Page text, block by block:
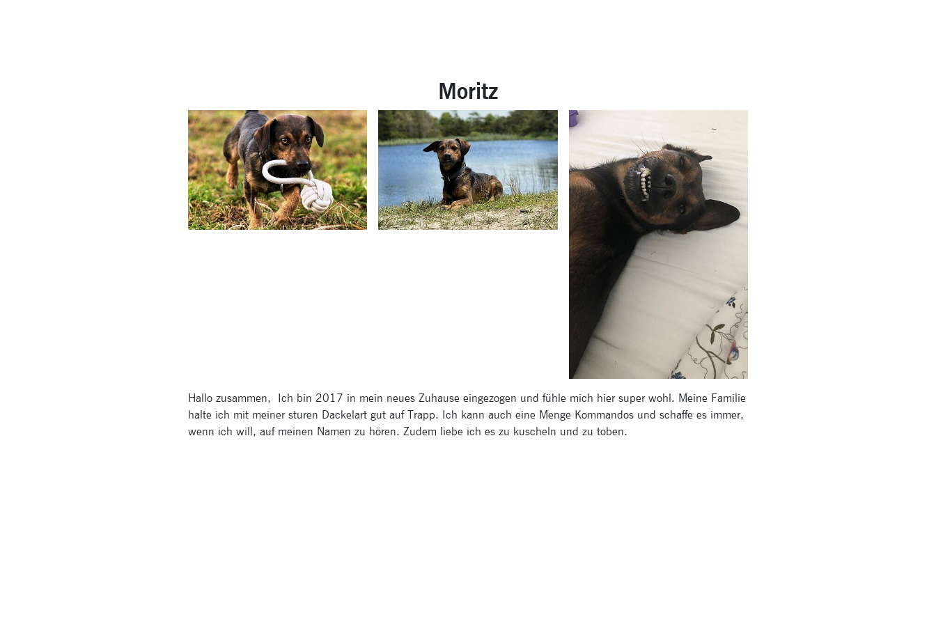
Moritz
Hallo zusammen, Ich bin 2017 in mein neues Zuhause eingezogen und fühle mich hier super wohl. Meine Familie
halte ich mit meiner sturen Dackelart gut auf Trapp. Ich kann auch eine Menge Kommandos und schaffe es immer,
wenn ich will, auf meinen Namen zu hören. Zudem liebe ich es zu kuscheln und zu toben.